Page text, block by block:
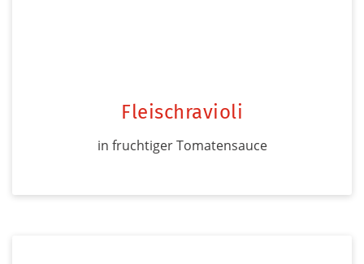
Fleischravioli
in fruchtiger Tomatensauce